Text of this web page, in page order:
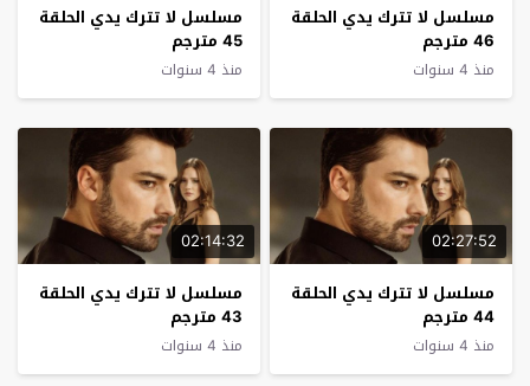
مسلسل لا تترك يدي الحلقة
46 مترجم
منذ 4 سنوات
مسلسل لا تترك يدي الحلقة
45 مترجم
منذ 4 سنوات
02:27:52
مسلسل لا تترك يدي الحلقة
44 مترجم
منذ 4 سنوات
02:14:32
مسلسل لا تترك يدي الحلقة
43 مترجم
منذ 4 سنوات